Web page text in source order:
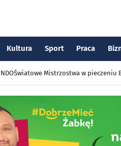
Kultura Sport Praca
Światowe Mistrzostwa w pieczeniu